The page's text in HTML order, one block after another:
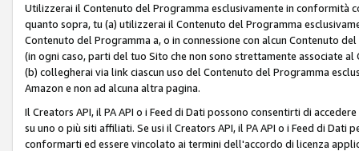
Utilizzerai il Contenuto del Programma esclusivamente in conformità
quanto sopra, tu (a) utilizzerai il Contenuto del Programma
Contenuto del Programma a, o in connessione con alcun Contenuto
(in ogni caso, parti del tuo Sito che non sono strettamente associate
(b) collegherai via link ciascun uso del Contenuto del Programma
Amazon e non ad alcuna altra pagina.
Il Creators API, il PA API o i Feed di Dati possono consentirti di
su uno o più siti affiliati. Se usi il Creators API, il PA API o i Feed di
conformarti ed essere vincolato ai termini dell'accordo di licenza